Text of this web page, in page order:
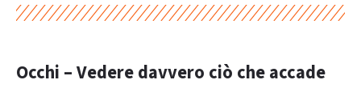
Occhi – Vedere davvero ciò che accade